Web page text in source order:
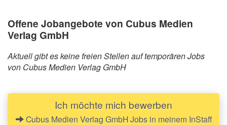
Offene Jobangebote von Cubus Medien
Verlag GmbH
Aktuell gibt es keine freien Stellen auf temporären Jobs
von Cubus Medien Verlag GmbH
Ich möchte mich bewerben
Cubus Medien Verlag GmbH Jobs in meinem InStaff